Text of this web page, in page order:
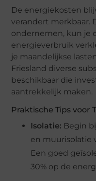
De energiekosten
verandert merkbaar.
ondernemen, kun je
energieverbruik
je maandelijkse
Friesland diverse
beschikbaar die
aantrekkelijk maken.
Praktische Tips voor
Isolatie: Begin
en muurisolatie
Een goed
30% op de